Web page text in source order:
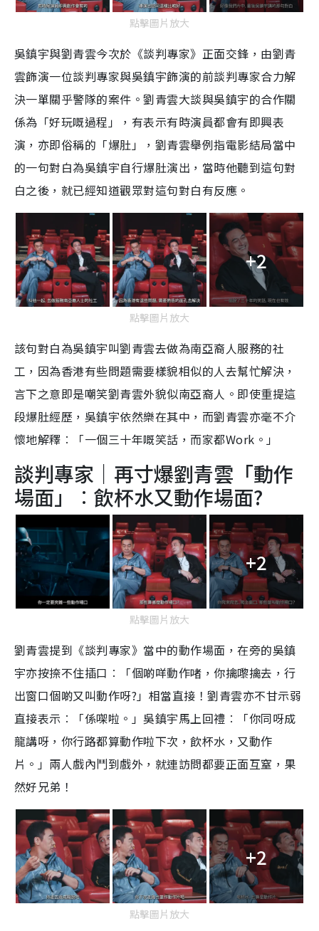
點擊圖片放大
吳鎮宇與劉青雲今次於《談判專家》正面交鋒，由劉青
雲飾演一位談判專家與吳鎮宇飾演的前談判專家合力解
決一單關乎警隊的案件。劉青雲大談與吳鎮宇的合作關
係為「好玩嘅過程」，有表示有時演員都會有即興表
演，亦即俗稱的「爆肚」，劉青雲舉例指電影結局當中
的一句對白為吳鎮宇自行爆肚演出，當時他聽到這句對
白之後，就已經知道觀眾對這句對白有反應。
+2
點擊圖片放大
該句對白為吳鎮宇叫劉青雲去做為南亞裔人服務的社
工，因為香港有些問題需要樣貌相似的人去幫忙解決，
言下之意即是嘲笑劉青雲外貌似南亞裔人。即使重提這
段爆肚經歷，吳鎮宇依然樂在其中，而劉青雲亦毫不介
懷地解釋︰「一個三十年嘅笑話，而家都Work。」
談判專家｜再寸爆劉青雲「動作
場面」︰飲杯水又動作場面?
+2
點擊圖片放大
劉青雲提到《談判專家》當中的動作場面，在旁的吳鎮
宇亦按捺不住插口︰「個啲咩動作啫，你擒嚟擒去，行
出窗口個啲又叫動作呀?」相當直接！劉青雲亦不甘示弱
直接表示︰「係㗎啦。」吳鎮宇馬上回禮︰「你同呀成
龍講呀，你行路都算動作啦下次，飲杯水，又動作
片。」兩人戲內鬥到戲外，就連訪問都要正面互窒，果
然好兄弟！
+2
點擊圖片放大